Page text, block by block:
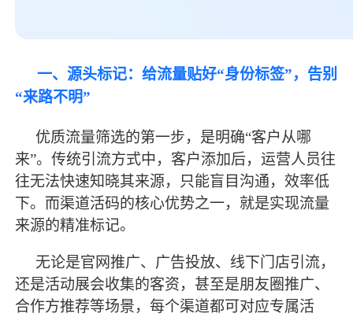
一、源头标记：给流量贴好“身份标签”，告别
“来路不明”
优质流量筛选的第一步，是明确“客户从哪
来”。传统引流方式中，客户添加后，运营人员往
往无法快速知晓其来源，只能盲目沟通，效率低
下。而渠道活码的核心优势之一，就是实现流量
来源的精准标记。
无论是官网推广、广告投放、线下门店引流，
还是活动展会收集的客资，甚至是朋友圈推广、
合作方推荐等场景，每个渠道都可对应专属活